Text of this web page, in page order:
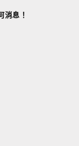
消息！